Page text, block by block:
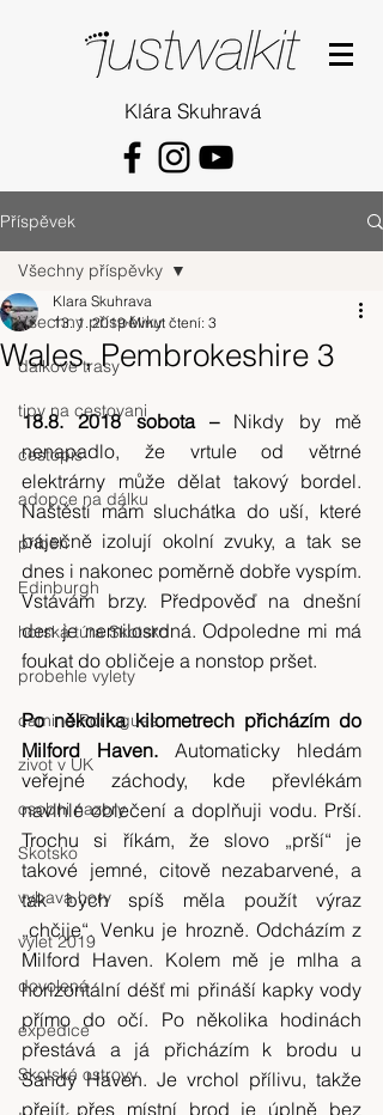
Klára Skuhravá
Příspěvek
Všechny příspěvky
dalkove trasy
tipy na cestovani
cestopis
adopce na dálku
příběh
Edinburgh
horská túra Skotsko
probehle vylety
camino Portugues
zivot v UK
osobni nazory
Skotsko
vybava hory
výlet 2019
dovolená
expedice
Skotské ostrovy
Všechny příspěvky
Wales, Pembrokeshire 3
Klara Skuhrava
13. 1. 2019 Minut čtení: 3
18.8. 2018 sobota – Nikdy by mě
nenapadlo, že vrtule od větrné
elektrárny může dělat takový bordel.
Naštěstí mám sluchátka do uší, které
báječně izolují okolní zvuky, a tak se
dnes i nakonec poměrně dobře vyspím.
Vstávám brzy. Předpověď na dnešní
den je nemilosrdná. Odpoledne mi má
foukat do obličeje a nonstop pršet.
Po několika kilometrech přicházím do
Milford Haven. Automaticky hledám
veřejné záchody, kde převlékám
navlhlé oblečení a doplňuji vodu. Prší.
Trochu si říkám, že slovo „prší“ je
takové jemné, citově nezabarvené, a
tak bych spíš měla použít výraz
„chčije“. Venku je hrozně. Odcházím z
Milford Haven. Kolem mě je mlha a
horizontální déšť mi přináší kapky vody
přímo do očí. Po několika hodinách
přestává a já přicházím k brodu u
Sandy Haven. Je vrchol přílivu, takže
přejít přes místní brod je úplně bez